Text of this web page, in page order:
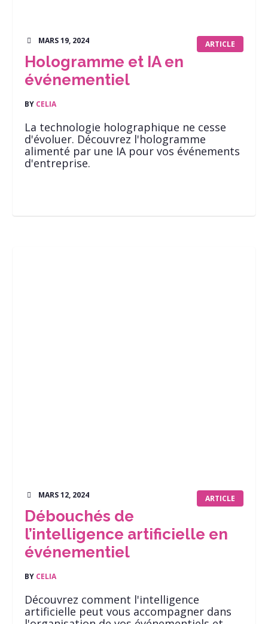
ARTICLE
MARS 19, 2024
Hologramme et IA en
événementiel
BY CELIA
La technologie holographique ne cesse
d'évoluer. Découvrez l'hologramme
alimenté par une IA pour vos événements
d'entreprise.
ARTICLE
MARS 12, 2024
Débouchés de
l’intelligence artificielle en
événementiel
BY CELIA
Découvrez comment l'intelligence
artificielle peut vous accompagner dans